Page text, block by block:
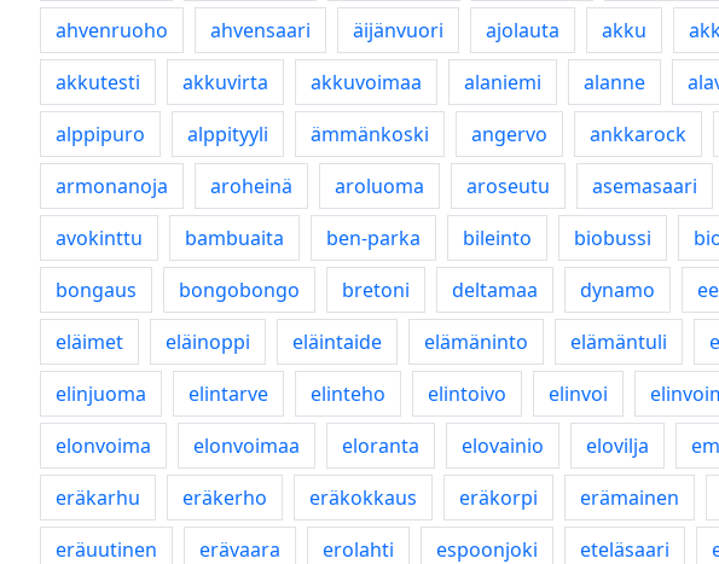
ahvenruoho
ahvensaari äijänvuori ajolauta akku
akkutesti
akkuvirta akkuvoimaa alaniemi alanne
alppipuro
alppityyli ämmänkoski angervo ankkarock
armonanoja
aroheinä aroluoma aroseutu asemasaari
avokinttu
bambuaita ben-parka bileinto biobussi
bongaus
bongobongo bretoni deltamaa dynamo
eläimet
eläinoppi eläintaide elämäninto elämäntuli
elinjuoma
elintarve elinteho elintoivo elinvoi
elonvoima
elonvoimaa eloranta elovainio elovilja
eräkarhu
eräkerho eräkokkaus eräkorpi erämainen
eräuutinen
erävaara erolahti espoonjoki eteläsaari